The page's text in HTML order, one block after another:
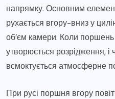
напрямку. Основним
рухається вгору-вниз у
об’єм камери. Коли поршень
утворюється розрідження, і
всмоктується атмосферне
При русі поршня вгору